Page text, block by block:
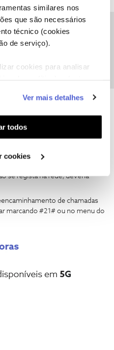
similares nos
que são necessários
técnico (cookies
de serviço).
cookies para analisar
personalização e
aos seus interesses
Pode gerir a
em "Configurar
Ver mais detalhes
todos
cookies
Forum|Forum|3 years ago
se regista na rede, deveria
de chamadas
marcando #21# ou no menu do